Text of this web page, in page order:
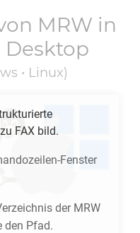
MRW in
• Linux)
FAX bild.
Fenster
der MRW
den Pfad.